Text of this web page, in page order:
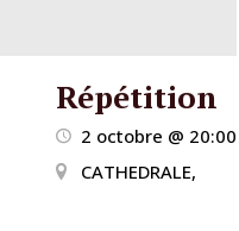
Répétition
2 octobre @ 20:00
CATHEDRALE,